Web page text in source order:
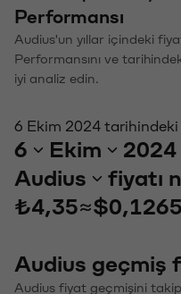
Performansı
Audius'un yıllar içindeki
Performansını ve
iyi analiz edin.
6 Ekim 2024 tarihindeki
6 Ekim 2024
Audius
fiyatı
₺4,35≈
Audius geçmiş
Audius fiyat geçmişini